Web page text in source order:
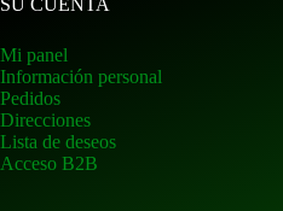
SU CUENTA
Mi panel
Información personal
Pedidos
Direcciones
Lista de deseos
Acceso B2B